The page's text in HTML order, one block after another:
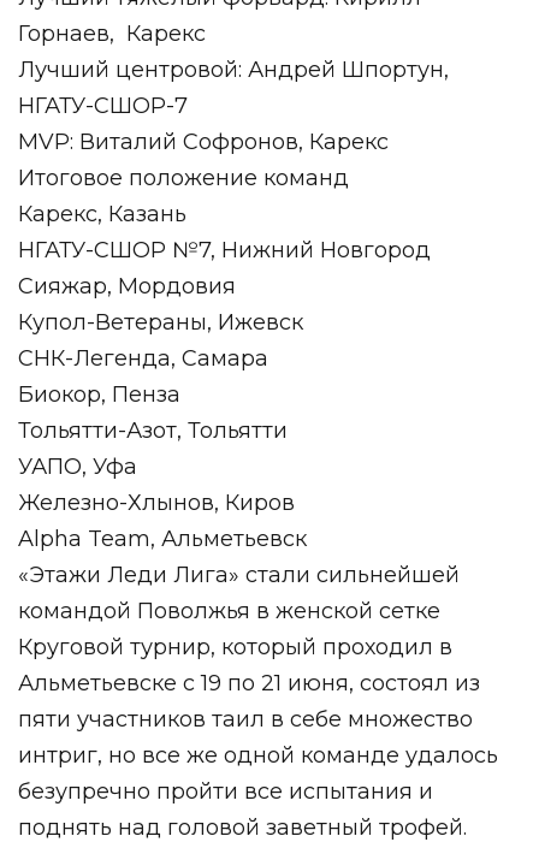
Горнаев, Карекс
Лучший центровой: Андрей Шпортун,
НГАТУ-СШОР-7
MVP: Виталий Софронов, Карекс
Итоговое положение команд
Карекс, Казань
НГАТУ-СШОР №7, Нижний Новгород
Сияжар, Мордовия
Купол-Ветераны, Ижевск
СНК-Легенда, Самара
Биокор, Пенза
Тольятти-Азот, Тольятти
УАПО, Уфа
Железно-Хлынов, Киров
Alpha Team, Альметьевск
«Этажи Леди Лига» стали сильнейшей
командой Поволжья в женской сетке
Круговой турнир, который проходил в
Альметьевске с 19 по 21 июня, состоял из
пяти участников таил в себе множество
интриг, но все же одной команде удалось
безупречно пройти все испытания и
поднять над головой заветный трофей.